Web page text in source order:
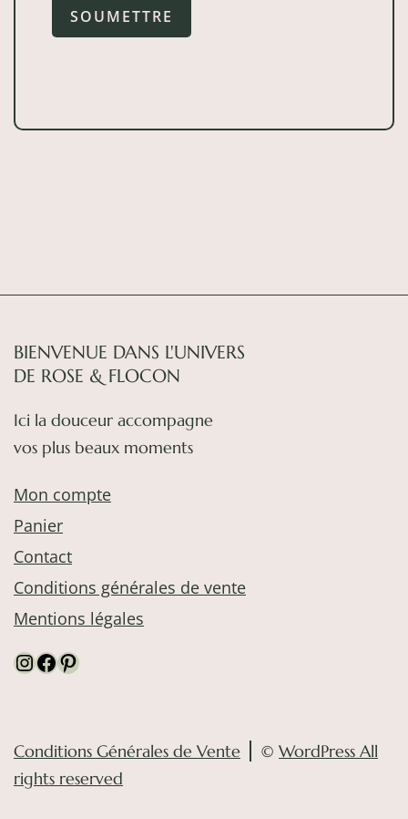
BIENVENUE DANS L'UNIVERS
DE ROSE & FLOCON
Ici la douceur accompagne
vos plus beaux moments
Mon compte
Panier
Contact
Conditions générales de vente
Mentions légales
Instagram
Facebook
Pinterest
Conditions Générales de Vente © WordPress All
rights reserved